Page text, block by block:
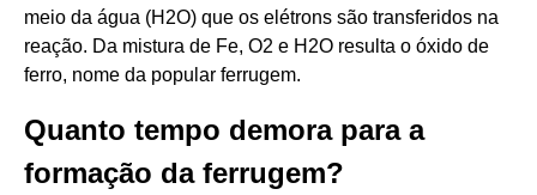
meio da água (H2O) que os elétrons são transferidos na
reação. Da mistura de Fe, O2 e H2O resulta o óxido de
ferro, nome da popular ferrugem.
Quanto tempo demora para a
formação da ferrugem?